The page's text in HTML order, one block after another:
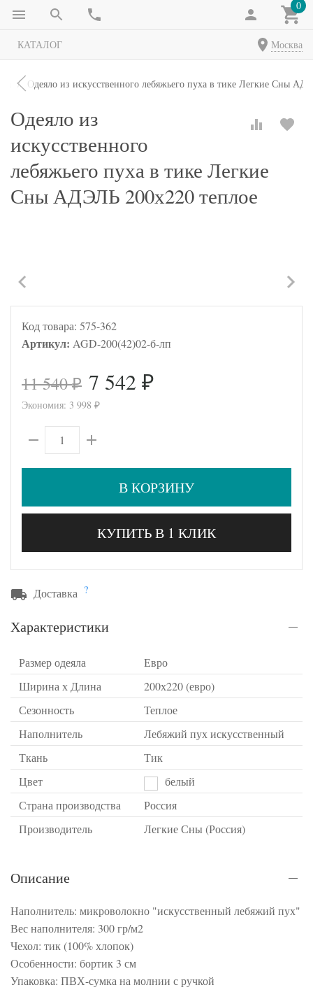
0
КАТАЛОГ Москва
Одеяло из искусственного лебяжьего пуха в тике Легкие Сны
Одеяло из
искусственного
лебяжьего пуха в тике Легкие
Сны АДЭЛЬ 200х220 теплое
Код товара: 575-362
Артикул: AGD-200(42)02-б-лп
11 540₽ 7 542 ₽
Экономия: 3 998 ₽
В КОРЗИНУ
КУПИТЬ В 1 КЛИК
Доставка ?
Характеристики
Размер одеяла
Евро
Ширина х Длина
200х220 (евро)
Сезонность
Теплое
Наполнитель
Лебяжий пух искусственный
Ткань
Тик
Цвет
белый
Страна производства
Россия
Производитель
Легкие Сны (Россия)
Описание
Наполнитель: микроволокно "искусственный лебяжий пух"
Вес наполнителя: 300 гр/м2
Чехол: тик (100% хлопок)
Особенности: бортик 3 см
Упаковка: ПВХ-сумка на молнии с ручкой